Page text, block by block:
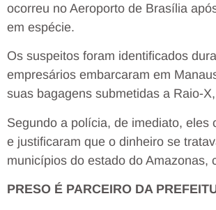
ocorreu no Aeroporto de Brasília
em espécie.
Os suspeitos foram identificados
empresários embarcaram em
suas bagagens submetidas a Raio-
Segundo a polícia, de imediato,
e justificaram que o dinheiro se
municípios do estado do Amazonas,
PRESO É PARCEIRO DA